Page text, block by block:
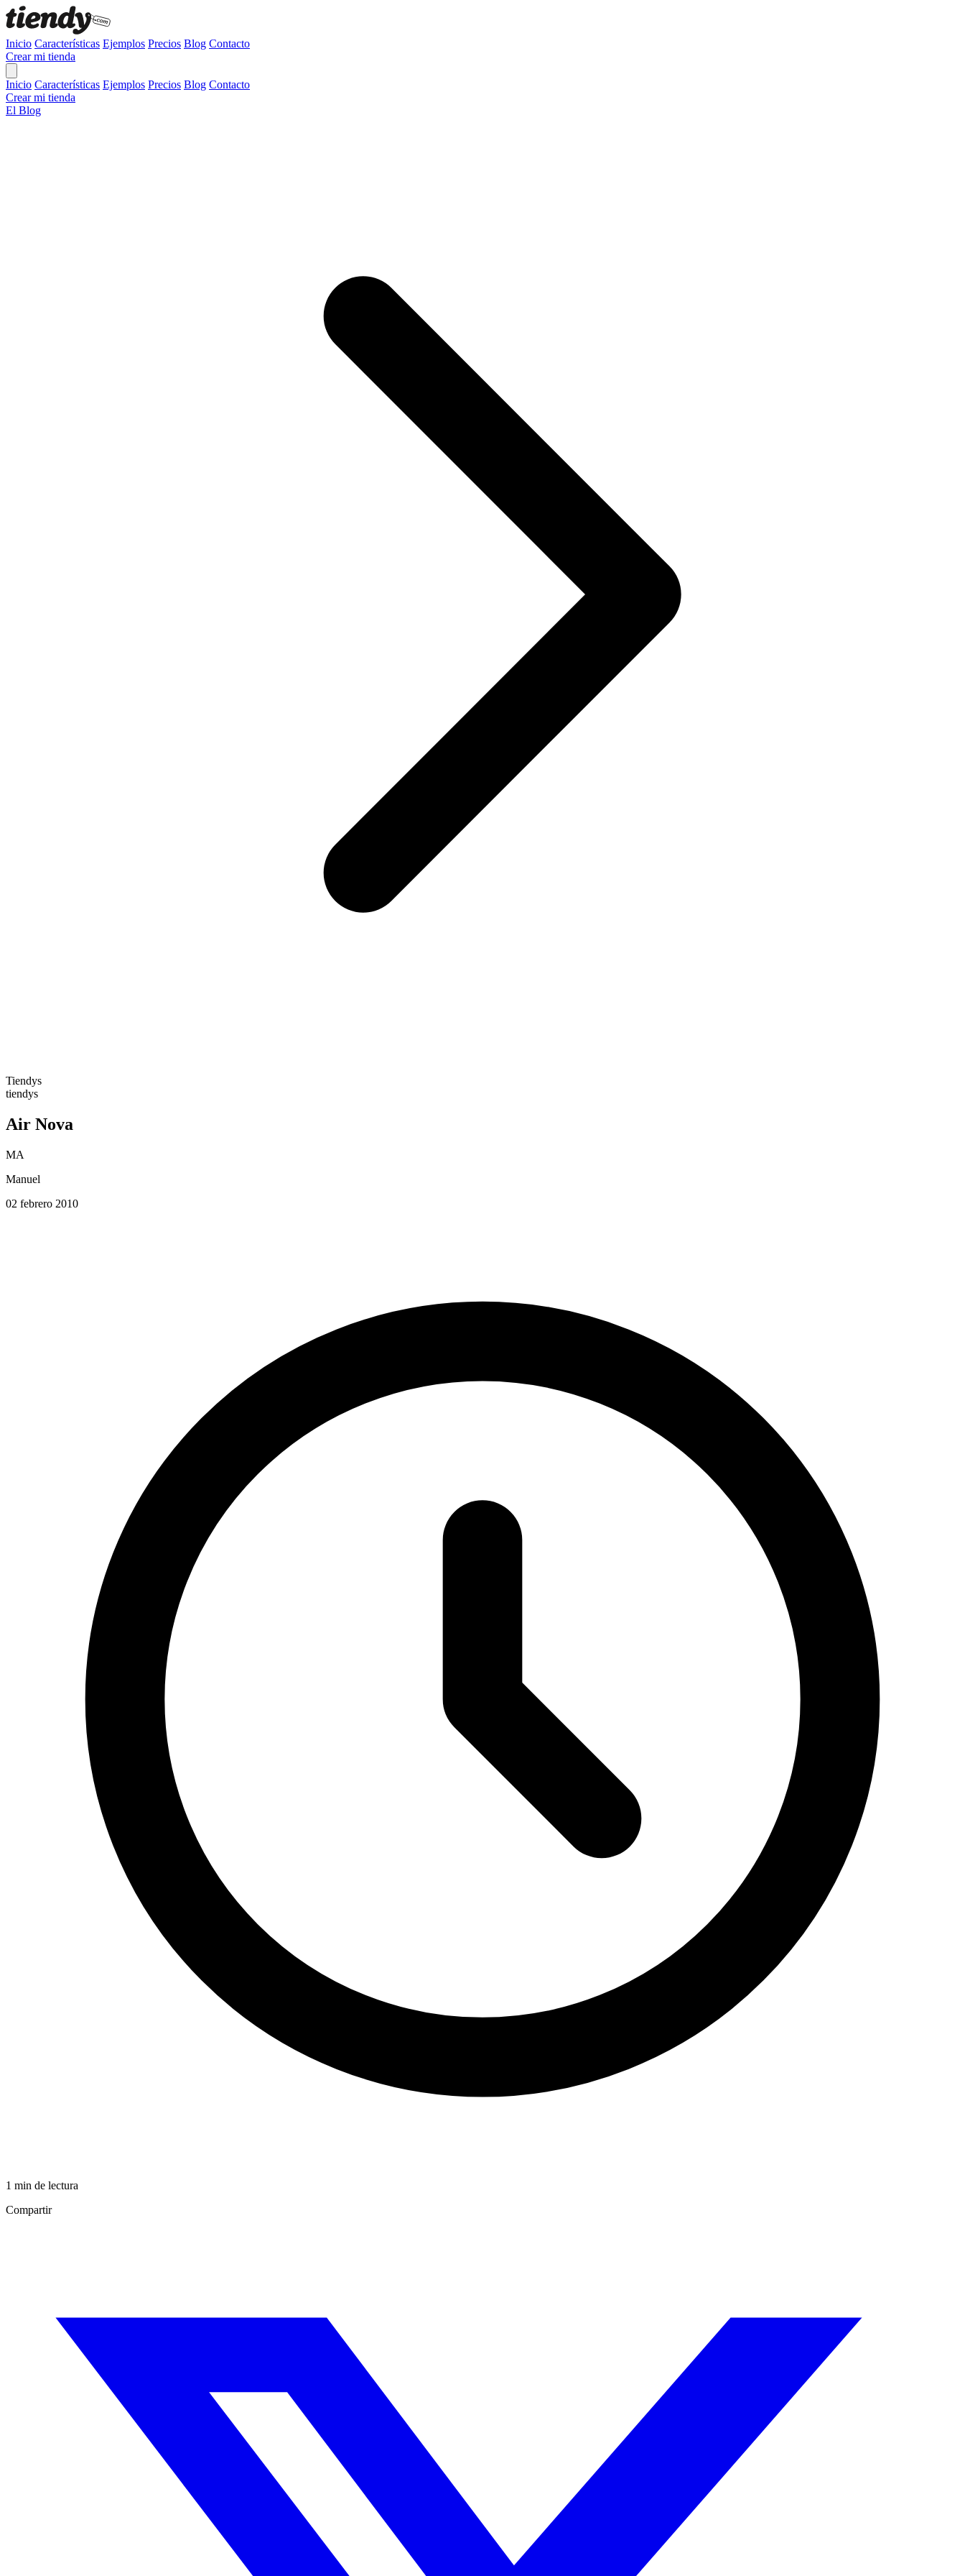
Inicio Características Ejemplos Precios Blog Contacto
Crear mi tienda
Inicio Características Ejemplos Precios Blog Contacto
Crear mi tienda
El Blog
Tiendys
tiendys
Air Nova
MA
Manuel
02 febrero 2010
1 min de lectura
Compartir